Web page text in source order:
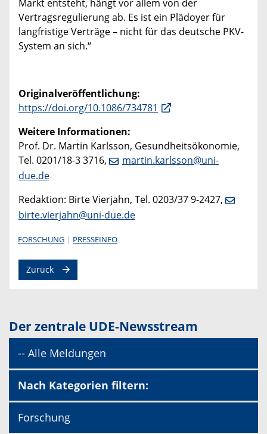
Markt entsteht, hängt vor allem von der
Vertragsregulierung ab. Es ist ein Plädoyer für
langfristige Verträge – nicht für das deutsche PKV-
System an sich.“
Originalveröffentlichung:
https://doi.org/10.1086/734781
Weitere Informationen:
Prof. Dr. Martin Karlsson, Gesundheitsökonomie,
Tel. 0201/18-3 3716,
martin.karlsson@uni-
due.de
Redaktion: Birte Vierjahn, Tel. 0203/37 9-2427,
birte.vierjahn@uni-due.de
FORSCHUNG PRESSEINFO
Zurück
Der zentrale UDE-Newsstream
-- Alle Meldungen
Nach Kategorien filtern:
Forschung